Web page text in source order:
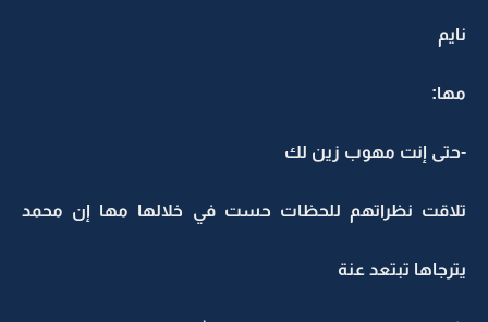
نايم
مها:
-حتى إنت مهوب زين لك
تلاقت نظراتهم للحظات حست في خلالها مها إن محمد
يترجاها تبتعد عنة